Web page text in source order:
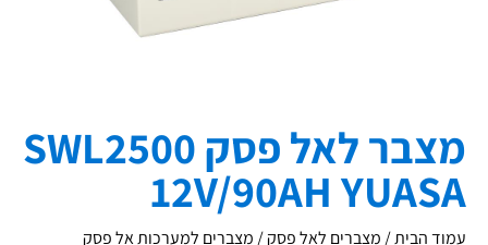
מצבר לאל פסק SWL2500
12V/90AH YUASA
עמוד הבית/ מצברים לאל פסק/ מצברים למערכות אל פסק